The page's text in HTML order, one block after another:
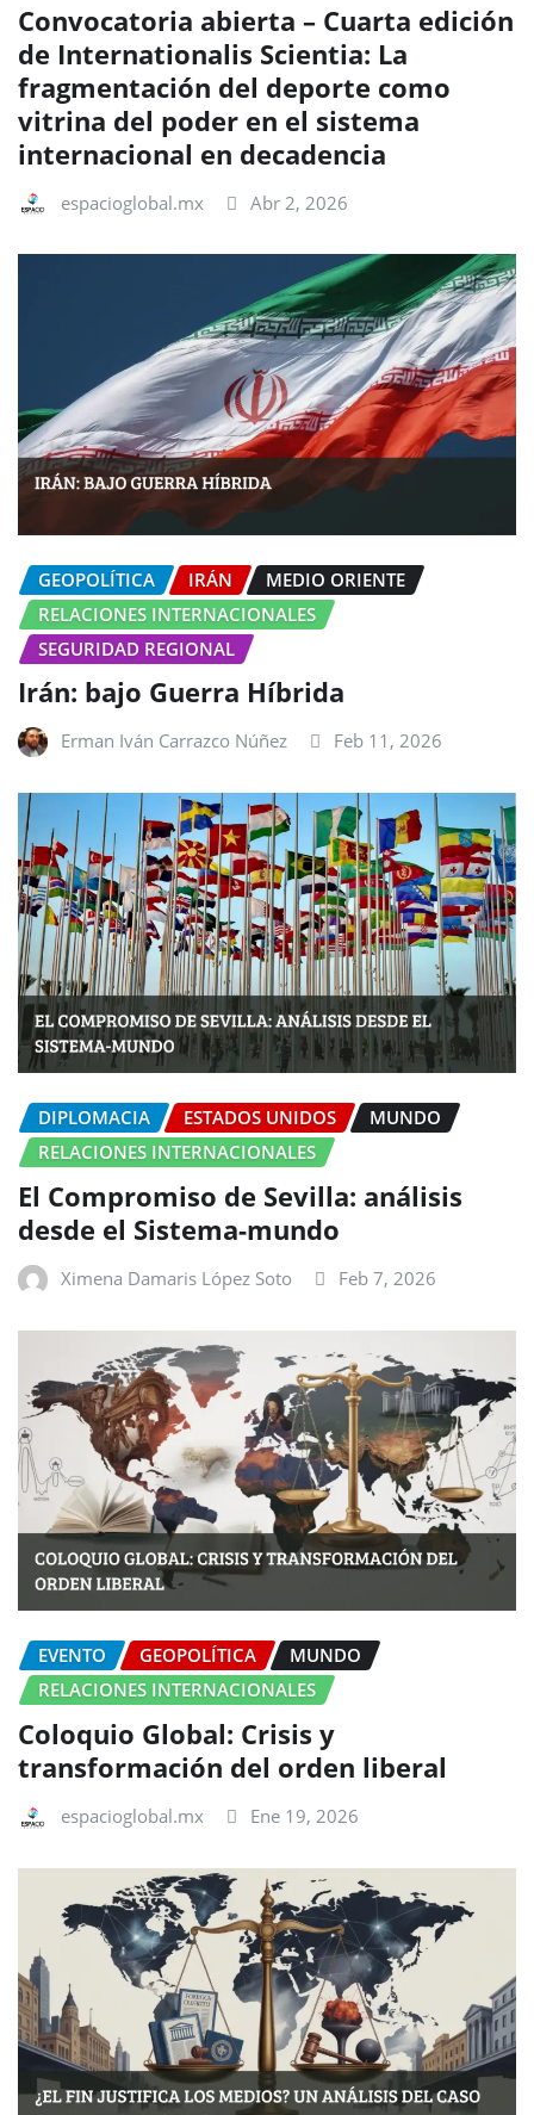
Convocatoria abierta – Cuarta edición
de Internationalis Scientia: La
fragmentación del deporte como
vitrina del poder en el sistema
internacional en decadencia
espacioglobal.mx Abr 2, 2026
GEOPOLÍTICA IRÁN
MEDIO ORIENTE
RELACIONES INTERNACIONALES
SEGURIDAD REGIONAL
Irán: bajo Guerra Híbrida
Erman Iván Carrazco Núñez Feb 11, 2026
DIPLOMACIA ESTADOS UNIDOS
MUNDO
RELACIONES INTERNACIONALES
El Compromiso de Sevilla: análisis
desde el Sistema-mundo
Ximena Damaris López Soto Feb 7, 2026
EVENTO GEOPOLÍTICA
MUNDO
RELACIONES INTERNACIONALES
Coloquio Global: Crisis y
transformación del orden liberal
espacioglobal.mx Ene 19, 2026